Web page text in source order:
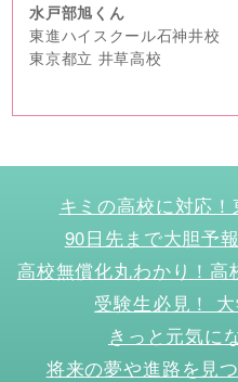
水戸部旭くん
東進ハイスクール石神井校
東京都立 井草高校
キミの高校に対応
90日先まで大胆予
高校無償化丸わかり！高
受験生必見！
きっと元気に
将来の夢や進路を見